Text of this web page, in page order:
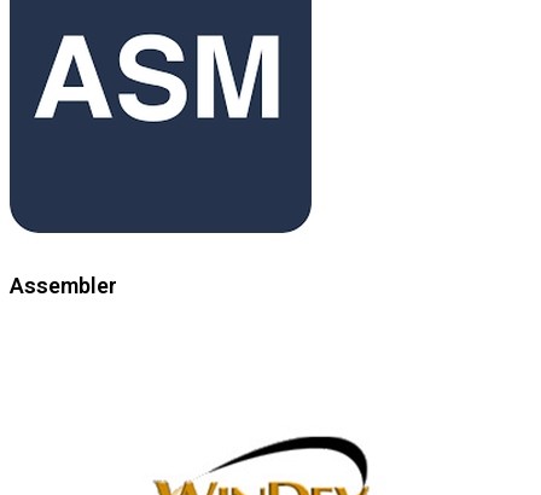
Assembler